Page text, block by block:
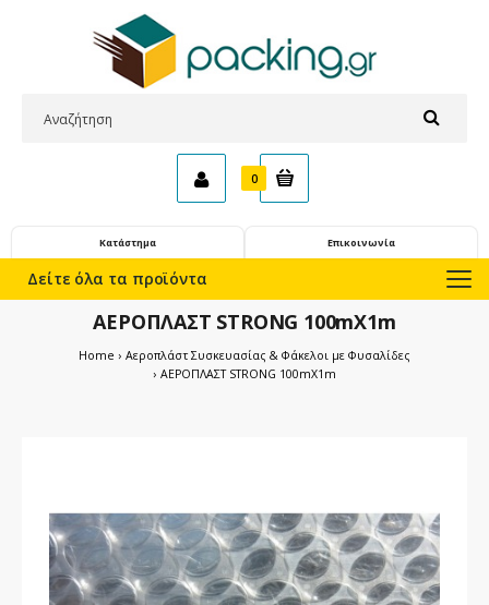
0
Κατάστημα Επικοινωνία
Δείτε όλα τα προϊόντα
ΑΕΡΟΠΛΑΣΤ STRONG 100mX1m
Home
Αεροπλάστ Συσκευασίας & Φάκελοι με Φυσαλίδες
ΑΕΡΟΠΛΑΣΤ STRONG 100mX1m